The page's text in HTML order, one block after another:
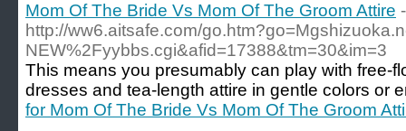
Mom Of The Bride Vs Mom Of The Groom Attire -
http://ww6.aitsafe.com/
NEW%2Fyybbs.cgi&afid=17388&tm=30&im=3
This means you presumably can play with free-
dresses and tea-length attire in gentle colors or
for Mom Of The Bride Vs Mom Of The Groom